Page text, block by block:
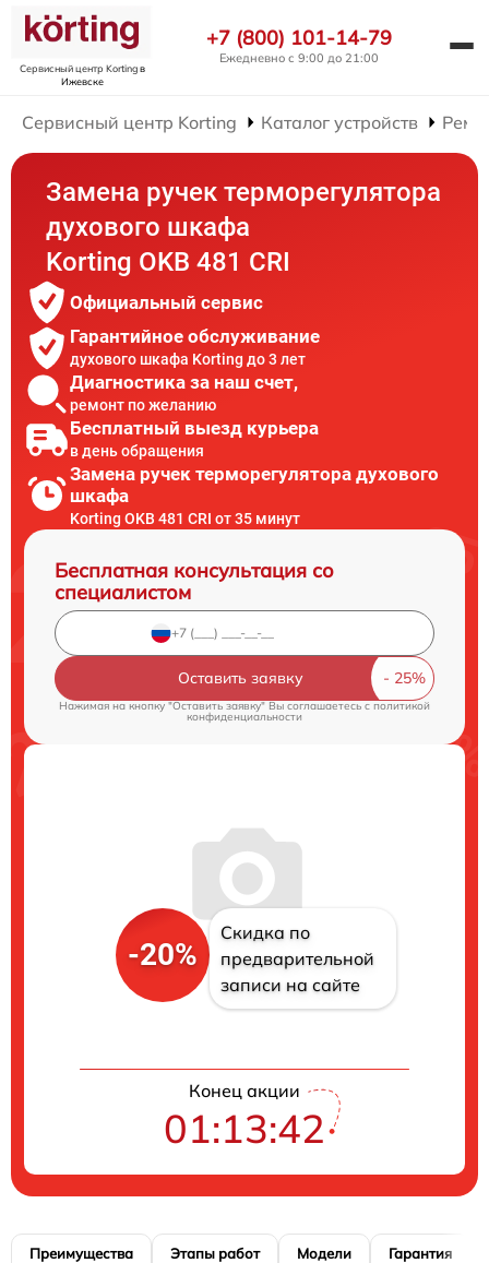
Сервисный центр Kortingв
Ижевске
+7 (800) 101-14-79
Ежедневно с 9:00 до 21:00
Сервисный центр Korting Каталог устройств
Замена ручек терморегулятора
духового шкафа
Korting OKB 481 CRI
Официальный сервис
Гарантийное обслуживание
духового шкафа Korting до 3 лет
Диагностика за наш счет,
ремонт по желанию
Бесплатный выезд курьера
в день обращения
Замена ручек терморегулятора духового
шкафа
Korting OKB 481 CRI от 35 минут
Бесплатная консультация со
специалистом
Оставить заявку
Нажимая на кнопку "Оставить заявку" Вы соглашаетесь cполитикой
конфиденциальности
-20%
Скидка по
предварительной
записи на сайте
Конец акции
01:13:41
Преимущества Этапы работ Модели Гарантия